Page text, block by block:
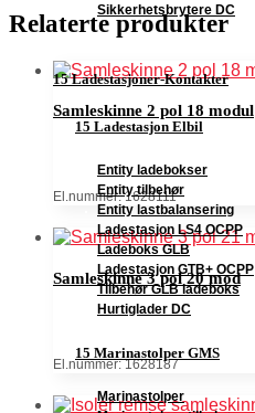
Sikkerhetsbrytere DC
15 Ladestasjoner-Kontakter
15 Ladestasjon Elbil
Entity ladebokser
Entity tilbehør
Entity lastbalansering
Ladestasjon LS4 OCPP
Ladeboks GLB
Ladestasjon GTB+ OCPP
Tilbehør GLB ladeboks
Hurtiglader DC
15 Marinastolper GMS
Marinastolper
Relaterte produkter
Samleskinne 2 pol 18 modul
El.nummer: 1628111
Samleskinne 3 pol 20 mod
El.nummer: 1628187